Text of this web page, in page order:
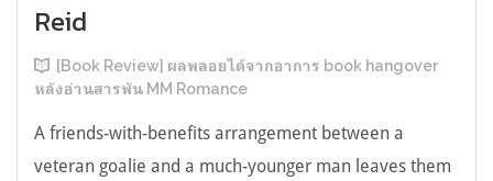
Reid
[Book Review] ผลพลอยได้จากอาการ book hangover
หลังอ่านสารพัน MM Romance
A friends-with-benefits arrangement between a
veteran goalie and a much-younger man leaves them